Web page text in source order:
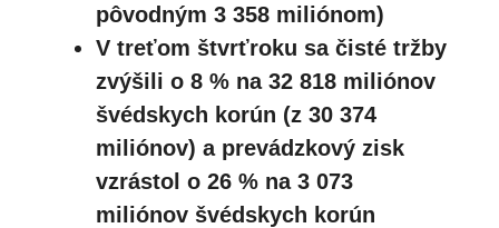
pôvodným 3 358 miliónom)
V treťom štvrťroku sa čisté tržby
zvýšili o 8 % na 32 818 miliónov
švédskych korún (z 30 374
miliónov) a prevádzkový zisk
vzrástol o 26 % na 3 073
miliónov švédskych korún